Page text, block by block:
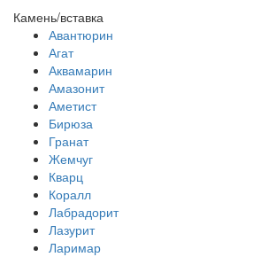
Камень/вставка
Авантюрин
Агат
Аквамарин
Амазонит
Аметист
Бирюза
Гранат
Жемчуг
Кварц
Коралл
Лабрадорит
Лазурит
Ларимар